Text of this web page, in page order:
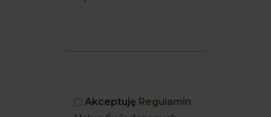
Akceptuję Regulamin